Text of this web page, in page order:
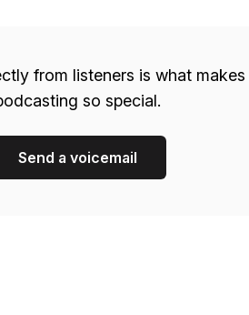
from listeners is what makes
so special.
Send a voicemail